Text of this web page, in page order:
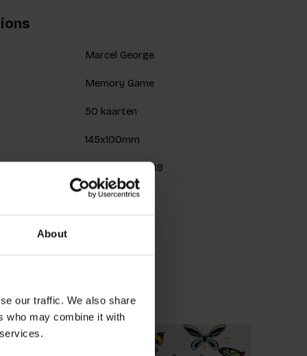
About
our traffic. We also share
who may combine it with
Marcel George
Memory Game
50 kaarten
145x100mm
9789492938749
Spring 2022